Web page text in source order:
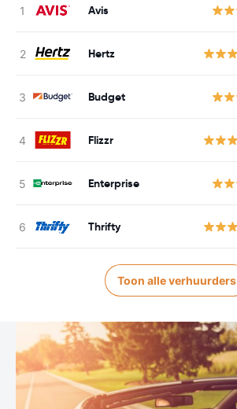
Avis
Hertz
Budget
Flizzr
Enterprise
Thrifty
Toon alle verhuurders